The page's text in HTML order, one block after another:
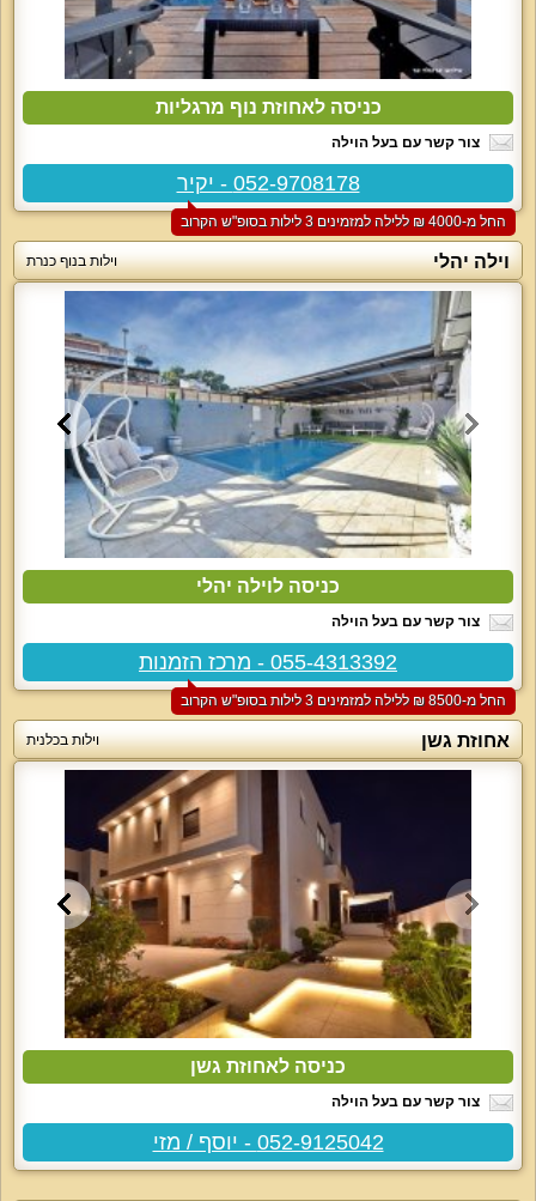
כניסה לאחוזת נוף מרגליות
צור קשר עם בעל הוילה
052-9708178 - יקיר
החל מ-‏4000 ₪ ללילה למזמינים 3 לילות בסופ"ש הקרוב
וילה יהלי וילות בנוף כנרת
כניסה לוילה יהלי
צור קשר עם בעל הוילה
055-4313392 - מרכז הזמנות
החל מ-‏8500 ₪ ללילה למזמינים 3 לילות בסופ"ש הקרוב
אחוזת גשן וילות בכלנית
כניסה לאחוזת גשן
צור קשר עם בעל הוילה
052-9125042 - יוסף / מזי